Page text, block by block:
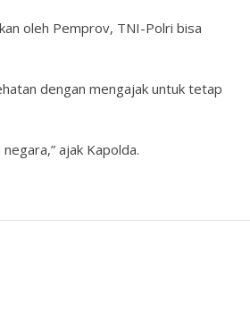
oleh Pemprov, TNI-Polri bisa
dengan mengajak untuk tetap
ajak Kapolda.